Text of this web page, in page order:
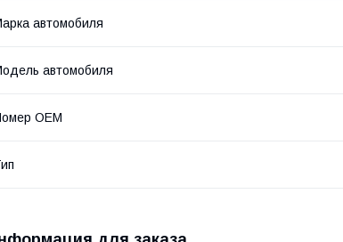
автомобиля
автомобиля
OEM